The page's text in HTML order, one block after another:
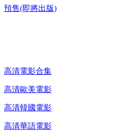
預售(即將出版)
高清電影合集
高清歐美電影
高清韓國電影
高清華語電影